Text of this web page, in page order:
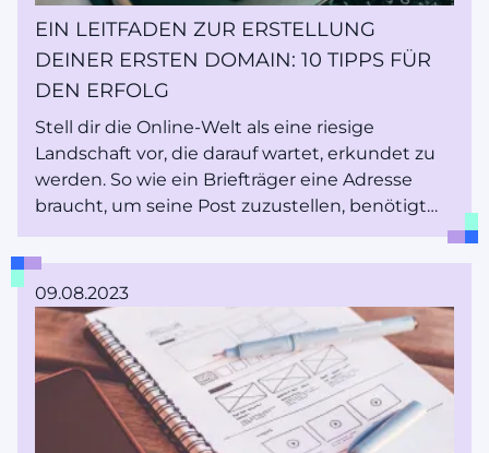
EIN LEITFADEN ZUR ERSTELLUNG
DEINER ERSTEN DOMAIN: 10 TIPPS FÜR
DEN ERFOLG
Stell dir die Online-Welt als eine riesige
Landschaft vor, die darauf wartet, erkundet zu
werden. So wie ein Briefträger eine Adresse
braucht, um seine Post zuzustellen, benötigt
dein Webbrowser (sei es Chrome, Safari oder
Firefox) eine digitale Adresse, um dich durch
die virtuelle Wildnis zu führen. Diesen
magischen Schlüssel nennen wir eine Domain.
Ein digitaler Kompass, der für jeden Ort im Web
einzigartig ist und dir genau zeigt, wohin du
gehen willst. Sie ist so etwas wie das GPS für
deine Online-Reise, und wir sind hier, um ihre
Geheimnisse zu enträtseln.
09.08.2023